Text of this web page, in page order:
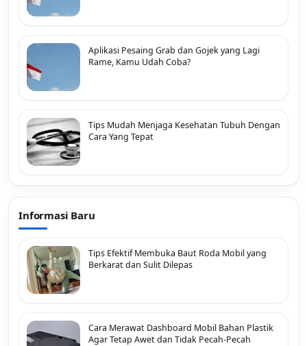
Aplikasi Pesaing Grab dan Gojek yang Lagi
Rame, Kamu Udah Coba?
Tips Mudah Menjaga Kesehatan Tubuh Dengan
Cara Yang Tepat
Informasi Baru
Tips Efektif Membuka Baut Roda Mobil yang
Berkarat dan Sulit Dilepas
Cara Merawat Dashboard Mobil Bahan Plastik
Agar Tetap Awet dan Tidak Pecah-Pecah